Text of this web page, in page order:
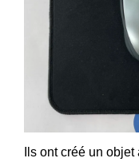
Ils ont créé un